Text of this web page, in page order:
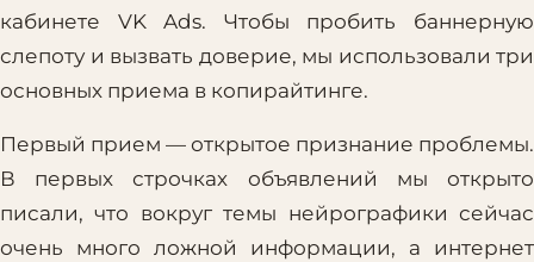
кабинете VK Ads. Чтобы пробить баннерную
слепоту и вызвать доверие, мы использовали три
основных приема в копирайтинге.
Первый прием — открытое признание проблемы.
В первых строчках объявлений мы открыто
писали, что вокруг темы нейрографики сейчас
очень много ложной информации, а интернет